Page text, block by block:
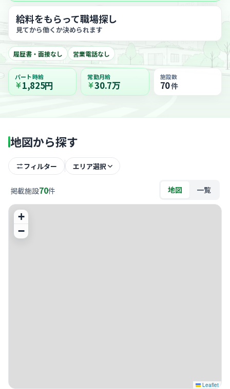
給料をもらって職場探し
見てから働くか決められます
履歴書・面接なし 営業電話なし
パート時給
1,825円
常勤月給
30.7万
施設数
70件
地図から探す
フィルター エリア選択
掲載施設70件 地図 一覧
+
−
Leaflet